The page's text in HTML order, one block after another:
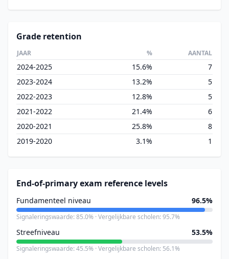
Grade retention
JAAR % AANTAL
2024-2025 15.6%
7
2023-2024
13.2%
5
2022-2023
12.8%
5
2021-2022
21.4%
6
2020-2021
25.8%
8
2019-2020
3.1% 1
End-of-primary exam reference levels
Fundamenteel niveau 96.5%
Signaleringswaarde: 85.0% · Vergelijkbare scholen: 95.7%
Streefniveau 53.5%
Signaleringswaarde: 45.5% · Vergelijkbare scholen: 56.1%